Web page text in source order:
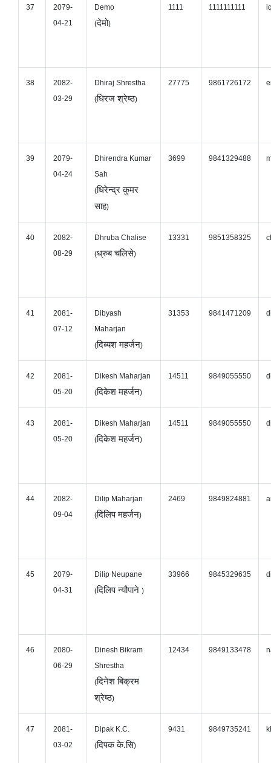
37
2079-
04-21
Demo
(देमो)
1111 1111111111
38
2082-
03-29
Dhiraj Shrestha
(धिरज श्रेष्ठ)
27775 9861726172
39
2079-
04-24
Dhirendra Kumar
Sah
(धिरेन्द्र कुमर
साह)
3699 9841329488
40
2082-
08-29
Dhruba Chalise
(ध्रुब चलिसे)
13331 9851358325
41
2081-
07-12
Dibyash
Maharjan
(दिब्यश महर्जन)
31353 9841471209
42
2081-
05-20
Dikesh Maharjan
(दिकेश महर्जन)
14511 9849055550
43
2081-
05-20
Dikesh Maharjan
(दिकेश महर्जन)
14511 9849055550
44
2082-
09-04
Dilip Maharjan
(दिलिप महर्जन)
2469 9849824881
45
2079-
04-31
Dilip Neupane
(दिलिप न्यौपाने )
33966 9845329635
46
2080-
06-29
Dinesh Bikram
Shrestha
(दिनेश बिक्रम
श्रेष्ठ)
12434 9849133478
47
2081-
03-02
Dipak K.C.
(दिपक के.सि)
9431 9849735241